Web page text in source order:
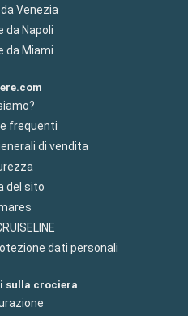
Venezia
da Napoli
da Miami
frequenti
di vendita
del sito
dati personali
sulla crociera